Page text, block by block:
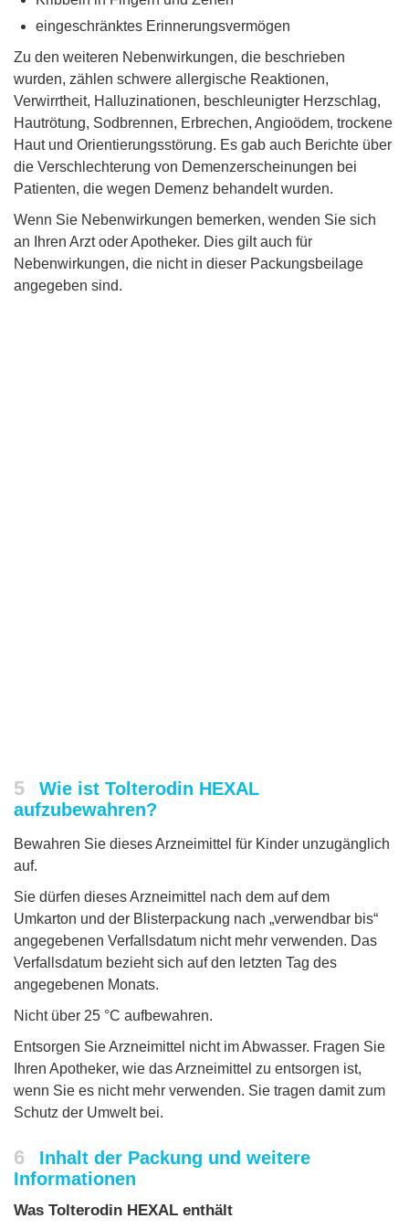
eingeschränktes Erinnerungsvermögen
Zu den weiteren Nebenwirkungen, die beschrieben
wurden, zählen schwere allergische Reaktionen,
Verwirrtheit, Halluzinationen, beschleunigter Herzschlag,
Hautrötung, Sodbrennen, Erbrechen, Angioödem, trockene
Haut und Orientierungsstörung. Es gab auch Berichte über
die Verschlechterung von Demenzerscheinungen bei
Patienten, die wegen Demenz behandelt wurden.
Wenn Sie Nebenwirkungen bemerken, wenden Sie sich
an Ihren Arzt oder Apotheker. Dies gilt auch für
Nebenwirkungen, die nicht in dieser Packungsbeilage
angegeben sind.
5
Wie ist Tolterodin HEXAL
aufzubewahren?
Bewahren Sie dieses Arzneimittel für Kinder unzugänglich
auf.
Sie dürfen dieses Arzneimittel nach dem auf dem
Umkarton und der Blisterpackung nach „verwendbar bis“
angegebenen Verfallsdatum nicht mehr verwenden. Das
Verfallsdatum bezieht sich auf den letzten Tag des
angegebenen Monats.
Nicht über 25 °C aufbewahren.
Entsorgen Sie Arzneimittel nicht im Abwasser. Fragen Sie
Ihren Apotheker, wie das Arzneimittel zu entsorgen ist,
wenn Sie es nicht mehr verwenden. Sie tragen damit zum
Schutz der Umwelt bei.
6
Inhalt der Packung und weitere
Informationen
Was Tolterodin HEXAL enthält